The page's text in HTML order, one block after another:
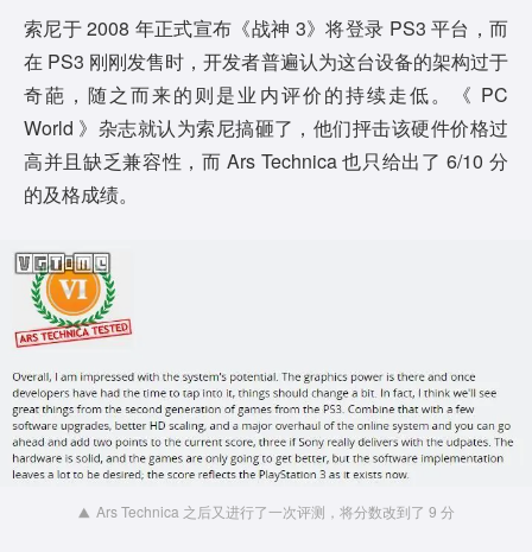
索尼于 2008 年正式宣布《战神 3》将登录 PS3 平台，而
在 PS3 刚刚发售时，开发者普遍认为这台设备的架构过于
奇葩，随之而来的则是业内评价的持续走低。《 PC
World 》杂志就认为索尼搞砸了，他们抨击该硬件价格过
高并且缺乏兼容性，而 Ars Technica 也只给出了 6/10 分
的及格成绩。
Ars Technica 之后又进行了一次评测，将分数改到了 9 分